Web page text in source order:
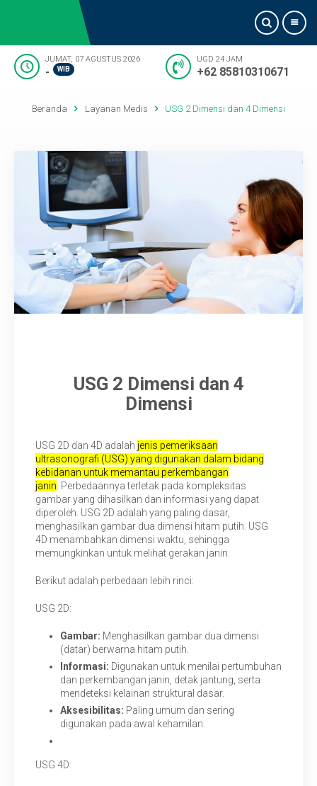
Informasi Dokter
Pelayanan
Artikel
Kontak Kami
JUMAT, 07 AGUSTUS 2026
- WIB
UGD 24 JAM
+62 85810310671
Beranda Layanan Medis USG 2 Dimensi dan 4 Dimensi
USG 2 Dimensi dan 4
Dimensi
USG 2D dan 4D adalah jenis pemeriksaan
ultrasonografi (USG) yang digunakan dalam bidang
kebidanan untuk memantau perkembangan
janin . Perbedaannya terletak pada kompleksitas
gambar yang dihasilkan dan informasi yang dapat
diperoleh. USG 2D adalah yang paling dasar,
menghasilkan gambar dua dimensi hitam putih. USG
4D menambahkan dimensi waktu, sehingga
memungkinkan untuk melihat gerakan janin.
Berikut adalah perbedaan lebih rinci:
USG 2D:
Gambar: Menghasilkan gambar dua dimensi
(datar) berwarna hitam putih.
Informasi: Digunakan untuk menilai pertumbuhan
dan perkembangan janin, detak jantung, serta
mendeteksi kelainan struktural dasar.
Aksesibilitas: Paling umum dan sering
digunakan pada awal kehamilan.
USG 4D: